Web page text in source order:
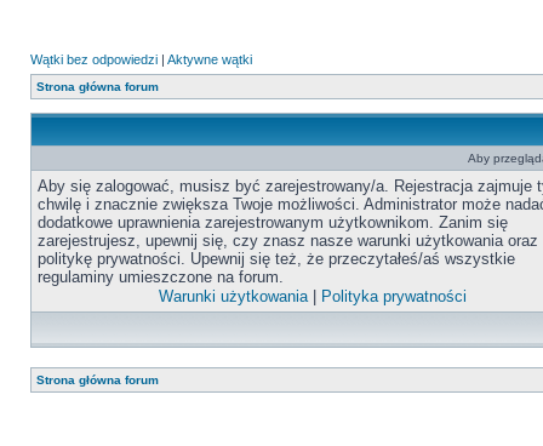
Wątki bez odpowiedzi | Aktywne wątki
Strona główna forum
Aby
Aby się zalogować, musisz być zarejestrowany/a. Rejestracja zajmuje
chwilę i znacznie zwiększa Twoje możliwości. Administrator może
dodatkowe uprawnienia zarejestrowanym użytkownikom. Zanim się
zarejestrujesz, upewnij się, czy znasz nasze warunki użytkowania oraz
politykę prywatności. Upewnij się też, że przeczytałeś/aś wszystkie
regulaminy umieszczone na forum.
Warunki użytkowania| Polityka prywatności
Strona główna forum